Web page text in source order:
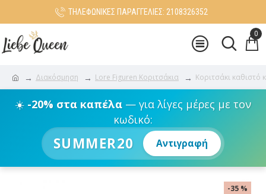
ΤΗΛΕΦΩΝΙΚΕΣ ΠΑΡΑΓΓΕΛΙΕΣ: 2108326352
0
Διακόσμηση Lore Figuren Κοριτσάκια Κοριτσάκι καθιστό
☀️ -20% στα καπέλα— για λίγες μέρες με τον
κωδικό:
SUMMER20 Αντιγραφή
-35 %